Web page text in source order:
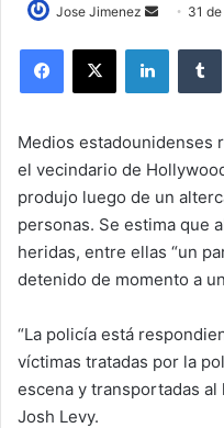
Jose Jimenez
Send 31
LinkedIn
Medios estadounidenses
el vecindario de
produjo luego de un
personas. Se estima que
heridas, entre ellas “un
detenido de momento a
“La policía está
víctimas tratadas por la
escena y transportadas al
Josh Levy.